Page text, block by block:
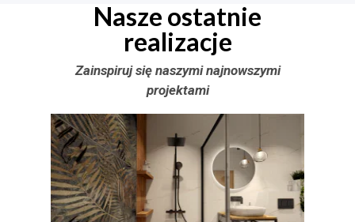
Nasze ostatnie
realizacje
Zainspiruj się naszymi najnowszymi
projektami